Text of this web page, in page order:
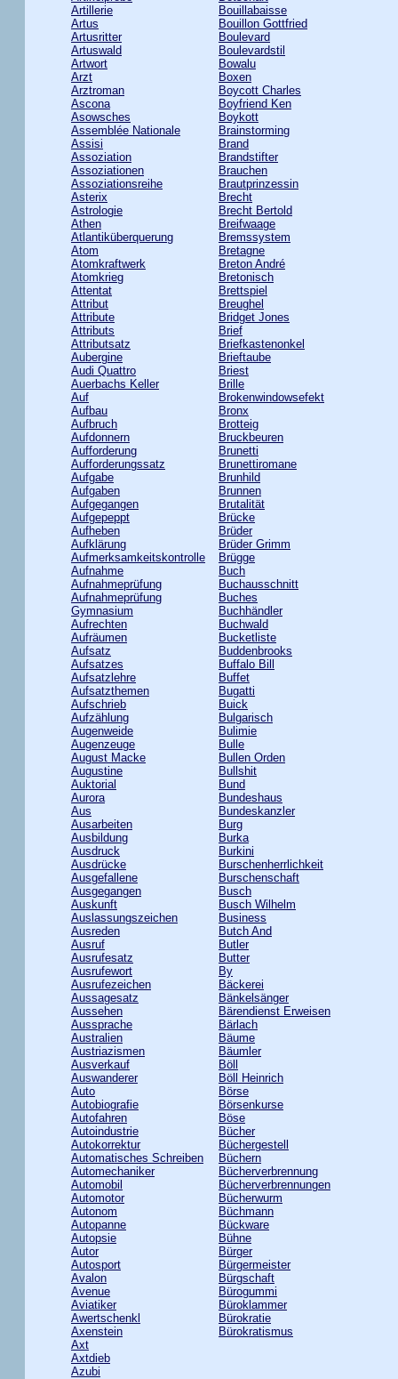
Artillerie
Artus
Artusritter
Artuswald
Artwort
Arzt
Arztroman
Ascona
Asowsches
Assemblée Nationale
Assisi
Assoziation
Assoziationen
Assoziationsreihe
Asterix
Astrologie
Athen
Atlantiküberquerung
Atom
Atomkraftwerk
Atomkrieg
Attentat
Attribut
Attribute
Attributs
Attributsatz
Aubergine
Audi Quattro
Auerbachs Keller
Auf
Aufbau
Aufbruch
Aufdonnern
Aufforderung
Aufforderungssatz
Aufgabe
Aufgaben
Aufgegangen
Aufgepeppt
Aufheben
Aufklärung
Aufmerksamkeitskontrolle
Aufnahme
Aufnahmeprüfung
Aufnahmeprüfung
Gymnasium
Aufrechten
Aufräumen
Aufsatz
Aufsatzes
Aufsatzlehre
Aufsatzthemen
Aufschrieb
Aufzählung
Augenweide
Augenzeuge
August Macke
Augustine
Auktorial
Aurora
Aus
Ausarbeiten
Ausbildung
Ausdruck
Ausdrücke
Ausgefallene
Ausgegangen
Auskunft
Auslassungszeichen
Ausreden
Ausruf
Ausrufesatz
Ausrufewort
Ausrufezeichen
Aussagesatz
Aussehen
Aussprache
Australien
Austriazismen
Ausverkauf
Auswanderer
Auto
Autobiografie
Autofahren
Autoindustrie
Autokorrektur
Automatisches Schreiben
Automechaniker
Automobil
Automotor
Autonom
Autopanne
Autopsie
Autor
Autosport
Avalon
Avenue
Aviatiker
Awertschenkl
Axenstein
Axt
Axtdieb
Azubi
Bouillabaisse
Bouillon Gottfried
Boulevard
Boulevardstil
Bowalu
Boxen
Boycott Charles
Boyfriend Ken
Boykott
Brainstorming
Brand
Brandstifter
Brauchen
Brautprinzessin
Brecht
Brecht Bertold
Breifwaage
Bremssystem
Bretagne
Breton André
Bretonisch
Brettspiel
Breughel
Bridget Jones
Brief
Briefkastenonkel
Brieftaube
Briest
Brille
Brokenwindowsefekt
Bronx
Brotteig
Bruckbeuren
Brunetti
Brunettiromane
Brunhild
Brunnen
Brutalität
Brücke
Brüder
Brüder Grimm
Brügge
Buch
Buchausschnitt
Buches
Buchhändler
Buchwald
Bucketliste
Buddenbrooks
Buffalo Bill
Buffet
Bugatti
Buick
Bulgarisch
Bulimie
Bulle
Bullen Orden
Bullshit
Bund
Bundeshaus
Bundeskanzler
Burg
Burka
Burkini
Burschenherrlichkeit
Burschenschaft
Busch
Busch Wilhelm
Business
Butch And
Butler
Butter
By
Bäckerei
Bänkelsänger
Bärendienst Erweisen
Bärlach
Bäume
Bäumler
Böll
Böll Heinrich
Börse
Börsenkurse
Böse
Bücher
Büchergestell
Büchern
Bücherverbrennung
Bücherverbrennungen
Bücherwurm
Büchmann
Bückware
Bühne
Bürger
Bürgermeister
Bürgschaft
Bürogummi
Büroklammer
Bürokratie
Bürokratismus